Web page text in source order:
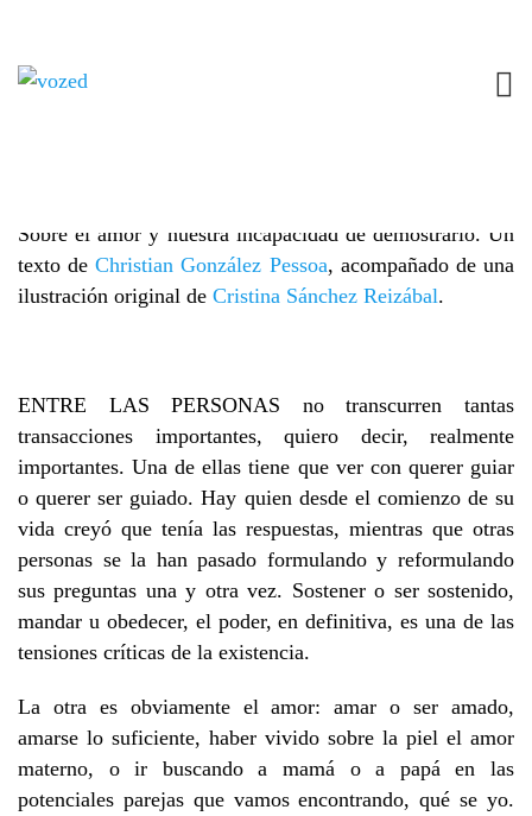
Sobre el amor y nuestra incapacidad de demostrarlo. Un
texto deChristian González Pessoa, acompañado de una
ilustración original de Cristina Sánchez Reizábal.
ENTRE LAS PERSONAS no transcurren tantas
transacciones importantes, quiero decir, realmente
importantes. Una de ellas tiene que ver con querer guiar
o querer ser guiado. Hay quien desde el comienzo de su
vida creyó que tenía las respuestas, mientras que otras
personas se la han pasado formulando y reformulando
sus preguntas una y otra vez. Sostener o ser sostenido,
mandar u obedecer, el poder, en definitiva, es una de las
tensiones críticas de la existencia.
La otra es obviamente el amor: amar o ser amado,
amarse lo suficiente, haber vivido sobre la piel el amor
materno, o ir buscando a mamá o a papá en las
potenciales parejas que vamos encontrando, qué se yo.